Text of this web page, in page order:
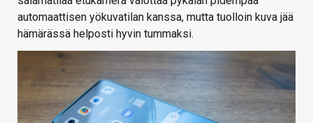
automaattisen yökuvatilan kanssa, mutta tuolloin kuva jää
hämärässä helposti hyvin tummaksi.